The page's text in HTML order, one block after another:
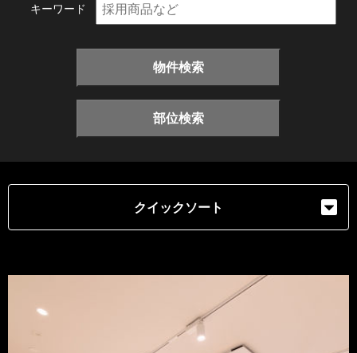
キーワード
物件検索
部位検索
クイックソート